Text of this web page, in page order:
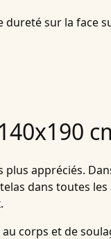
dureté sur la face
plus appréciés.
dans toutes les
corps et de